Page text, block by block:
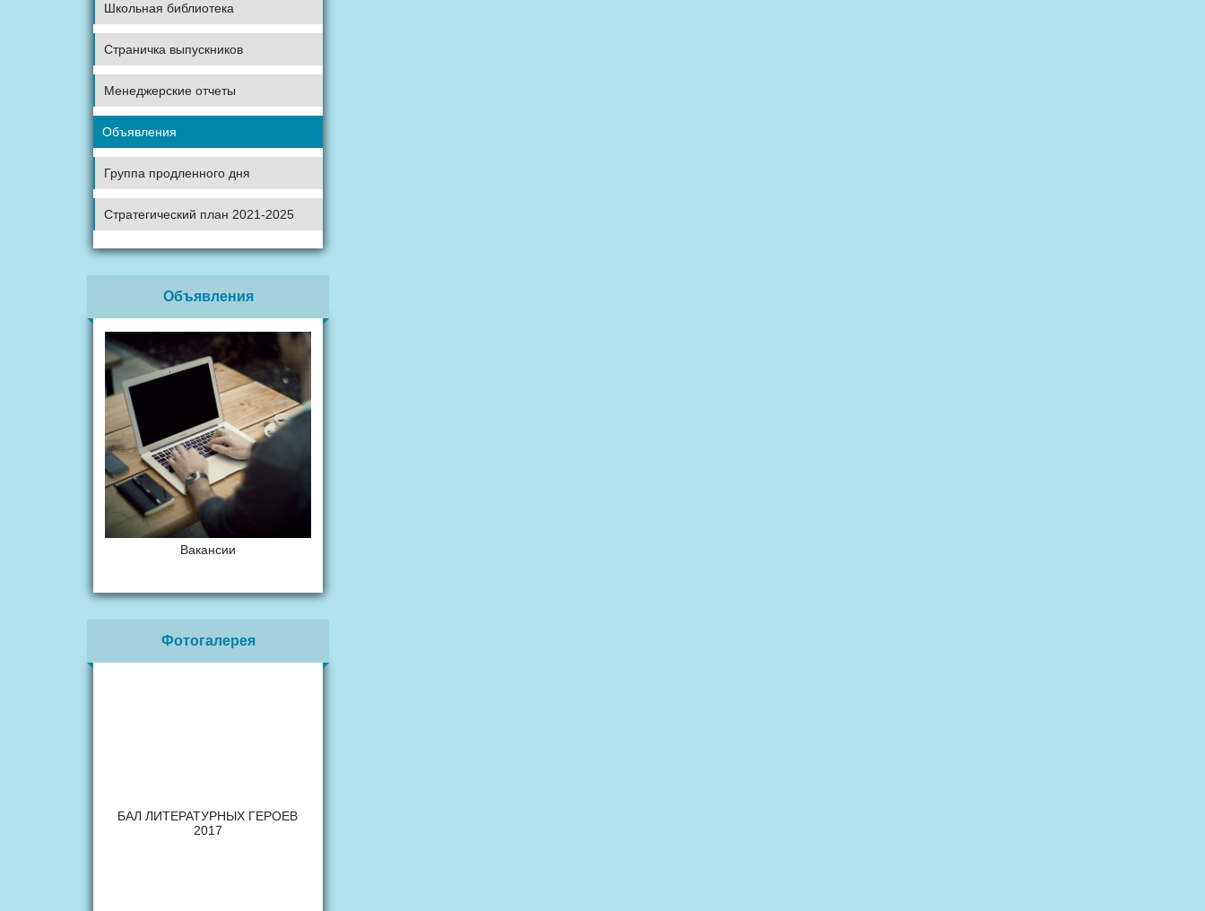
Школьная библиотека
Страничка выпускников
Менеджерские отчеты
Объявления
Группа продленного дня
Стратегический план 2021-2025
Объявления
Вакансии
Фотогалерея
БАЛ ЛИТЕРАТУРНЫХ ГЕРОЕВ
2017